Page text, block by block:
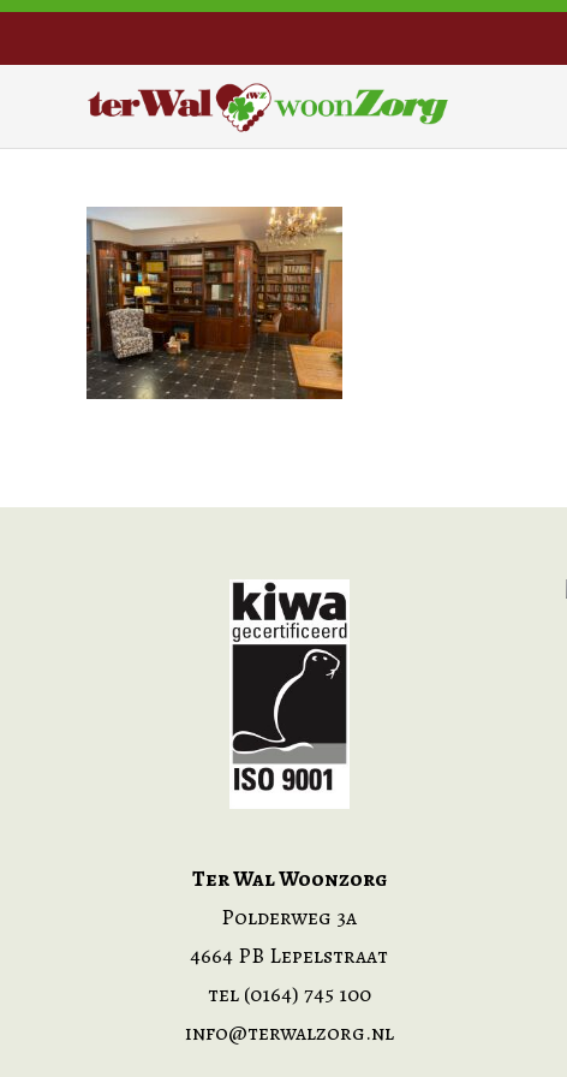
Ter Wal Woonzorg
Polderweg 3a
4664 PB Lepelstraat
tel (0164) 745 100
info@terwalzorg.nl